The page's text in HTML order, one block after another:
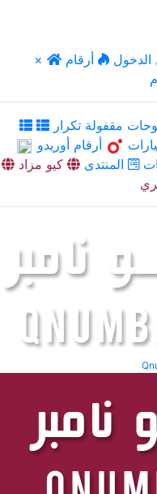
×
أرقام
مقفولة تكرار
أرقام أوريدو
المنتدى
كيو مزاد